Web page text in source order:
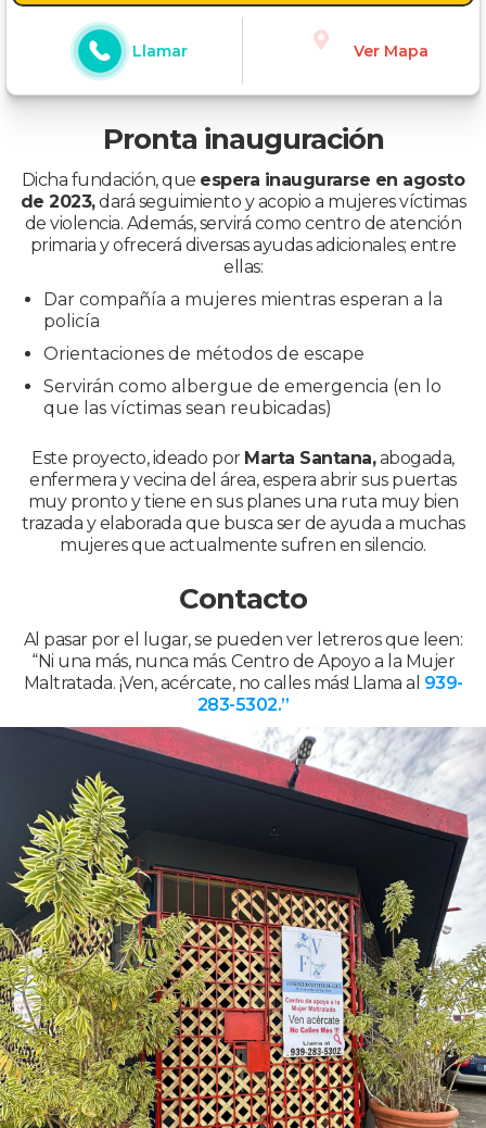
Llamar Ver Mapa
Pronta inauguración
Dicha fundación, que espera inaugurarse en agosto
de 2023,dará seguimiento y acopio a mujeres víctimas
de violencia. Además, servirá como centro de atención
primaria y ofrecerá diversas ayudas adicionales; entre
ellas:
Dar compañía a mujeres mientras esperan a la
policía
Orientaciones de métodos de escape
Servirán como albergue de emergencia (en lo
que las víctimas sean reubicadas)
Este proyecto, ideado por Marta Santana,abogada,
enfermera y vecina del área, espera abrir sus puertas
muy pronto y tiene en sus planes una ruta muy bien
trazada y elaborada que busca ser de ayuda a muchas
mujeres que actualmente sufren en silencio.
Contacto
Al pasar por el lugar, se pueden ver letreros que leen:
“Ni una más, nunca más. Centro de Apoyo a la Mujer
Maltratada. ¡Ven, acércate, no calles más! Llama al 939-
283-5302.”